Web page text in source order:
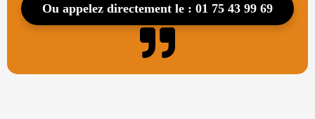
ou appelez directement le : 01 75 43 99 69